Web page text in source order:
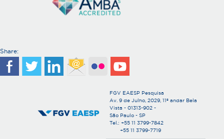
Share:
FGV EAESP Pesquisa
Av. 9 de Julho, 2029, 11º andar Bela
Vista - 01313-902 -
São Paulo - SP
Tel.: +55 11 3799-7842
+55 11 3799-7719